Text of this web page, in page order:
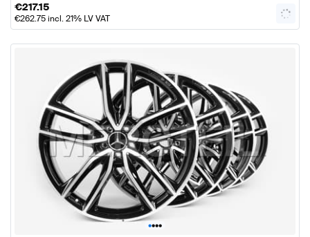
€217.15
€262.75incl. 21% LV VAT
••••